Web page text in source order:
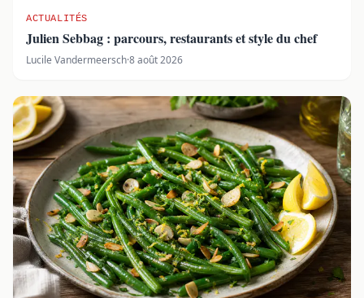
ACTUALITÉS
Julien Sebbag : parcours, restaurants et style du chef
Lucile Vandermeersch·8 août 2026